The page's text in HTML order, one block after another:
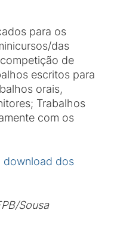
para os
das
de
escritos para
orais,
Trabalhos
com os
download dos
Sousa